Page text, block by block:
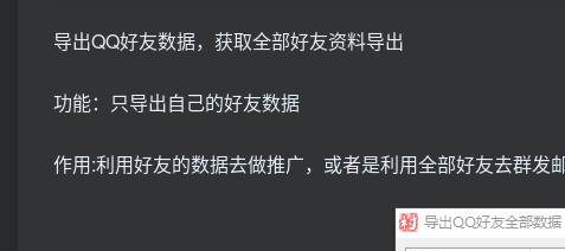
导出QQ好友数据，获取全部好友资料导出
功能：只导出自己的好友数据
作用:利用好友的数据去做推广，或者是利用全部好友去群